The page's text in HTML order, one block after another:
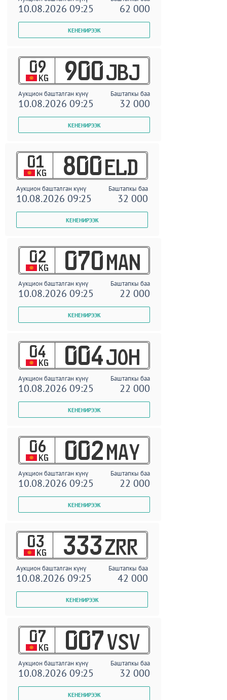
10.08.2026 09:25 62 000
09
KG 900 JBJ
Аукцион башталган күнү Баштапкы баа
10.08.2026 09:25 32 000
01
KG 800 ELD
Аукцион башталган күнү Баштапкы баа
10.08.2026 09:25 32 000
02
KG 070 MAN
Аукцион башталган күнү Баштапкы баа
10.08.2026 09:25 22 000
04
KG 004 JOH
Аукцион башталган күнү Баштапкы баа
10.08.2026 09:25 22 000
06
KG 002 MAY
Аукцион башталган күнү Баштапкы баа
10.08.2026 09:25 22 000
03
KG 333 ZRR
Аукцион башталган күнү Баштапкы баа
10.08.2026 09:25 42 000
07
KG 007 VSV
Аукцион башталган күнү Баштапкы баа
10.08.2026 09:25 32 000